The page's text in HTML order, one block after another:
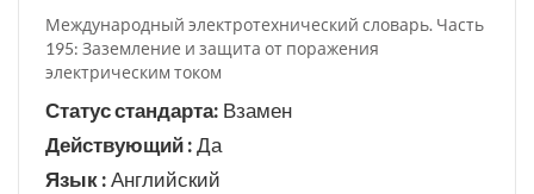
Международный электротехнический словарь. Часть
195: Заземление и защита от поражения
электрическим током
Статус стандарта: Взамен
Действующий :Да
Язык :Английский